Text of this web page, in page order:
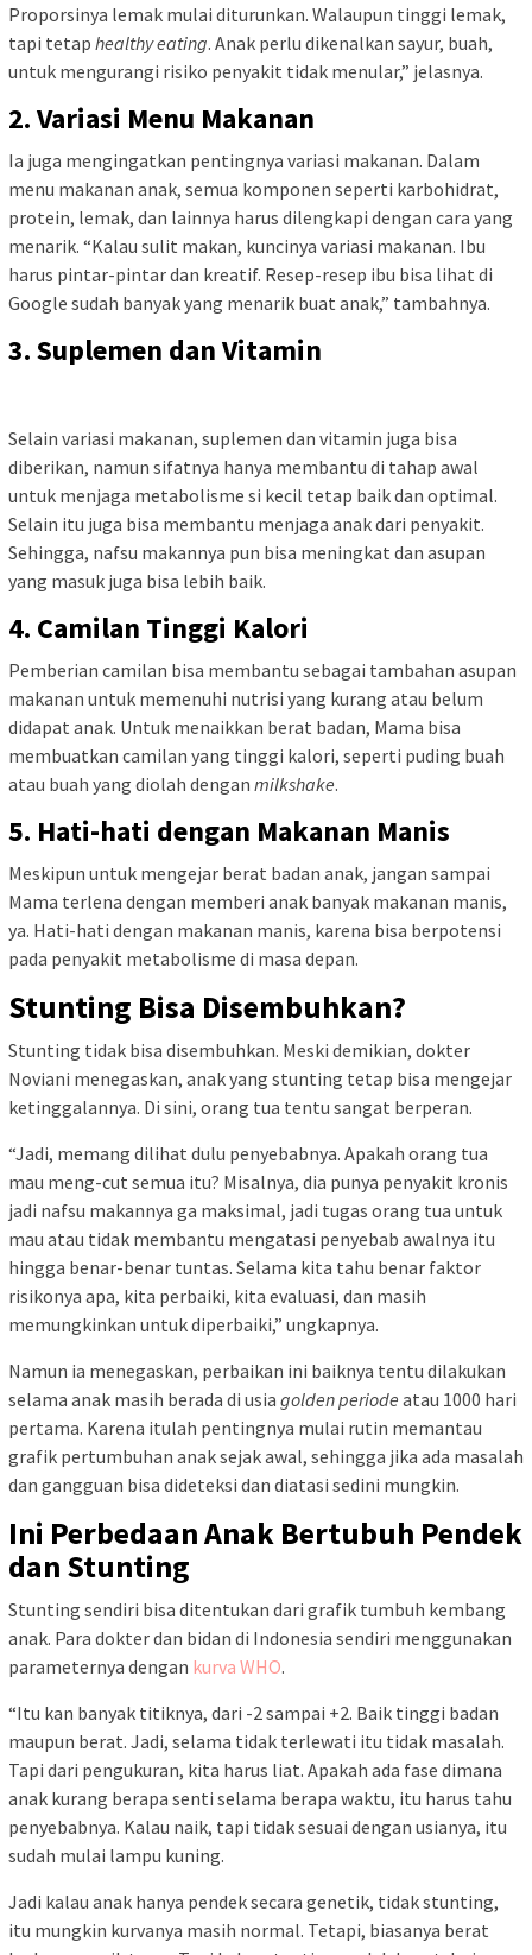
Proporsinya lemak mulai diturunkan. Walaupun tinggi lemak,
tapi tetap healthy eating. Anak perlu dikenalkan sayur, buah,
untuk mengurangi risiko penyakit tidak menular,” jelasnya.
2. Variasi Menu Makanan
Ia juga mengingatkan pentingnya variasi makanan. Dalam
menu makanan anak, semua komponen seperti karbohidrat,
protein, lemak, dan lainnya harus dilengkapi dengan cara yang
menarik. “Kalau sulit makan, kuncinya variasi makanan. Ibu
harus pintar-pintar dan kreatif. Resep-resep ibu bisa lihat di
Google sudah banyak yang menarik buat anak,” tambahnya.
3. Suplemen dan Vitamin
Selain variasi makanan, suplemen dan vitamin juga bisa
diberikan, namun sifatnya hanya membantu di tahap awal
untuk menjaga metabolisme si kecil tetap baik dan optimal.
Selain itu juga bisa membantu menjaga anak dari penyakit.
Sehingga, nafsu makannya pun bisa meningkat dan asupan
yang masuk juga bisa lebih baik.
4. Camilan Tinggi Kalori
Pemberian camilan bisa membantu sebagai tambahan asupan
makanan untuk memenuhi nutrisi yang kurang atau belum
didapat anak. Untuk menaikkan berat badan, Mama bisa
membuatkan camilan yang tinggi kalori, seperti puding buah
atau buah yang diolah dengan milkshake.
5. Hati-hati dengan Makanan Manis
Meskipun untuk mengejar berat badan anak, jangan sampai
Mama terlena dengan memberi anak banyak makanan manis,
ya. Hati-hati dengan makanan manis, karena bisa berpotensi
pada penyakit metabolisme di masa depan.
Stunting Bisa Disembuhkan?
Stunting tidak bisa disembuhkan. Meski demikian, dokter
Noviani menegaskan, anak yang stunting tetap bisa mengejar
ketinggalannya. Di sini, orang tua tentu sangat berperan.
“Jadi, memang dilihat dulu penyebabnya. Apakah orang tua
mau meng-cut semua itu? Misalnya, dia punya penyakit kronis
jadi nafsu makannya ga maksimal, jadi tugas orang tua untuk
mau atau tidak membantu mengatasi penyebab awalnya itu
hingga benar-benar tuntas. Selama kita tahu benar faktor
risikonya apa, kita perbaiki, kita evaluasi, dan masih
memungkinkan untuk diperbaiki,” ungkapnya.
Namun ia menegaskan, perbaikan ini baiknya tentu dilakukan
selama anak masih berada di usia golden periode atau 1000 hari
pertama. Karena itulah pentingnya mulai rutin memantau
grafik pertumbuhan anak sejak awal, sehingga jika ada masalah
dan gangguan bisa dideteksi dan diatasi sedini mungkin.
Ini Perbedaan Anak Bertubuh Pendek
dan Stunting
Stunting sendiri bisa ditentukan dari grafik tumbuh kembang
anak. Para dokter dan bidan di Indonesia sendiri menggunakan
parameternya dengan kurva WHO.
“Itu kan banyak titiknya, dari -2 sampai +2. Baik tinggi badan
maupun berat. Jadi, selama tidak terlewati itu tidak masalah.
Tapi dari pengukuran, kita harus liat. Apakah ada fase dimana
anak kurang berapa senti selama berapa waktu, itu harus tahu
penyebabnya. Kalau naik, tapi tidak sesuai dengan usianya, itu
sudah mulai lampu kuning.
Jadi kalau anak hanya pendek secara genetik, tidak stunting,
itu mungkin kurvanya masih normal. Tetapi, biasanya berat